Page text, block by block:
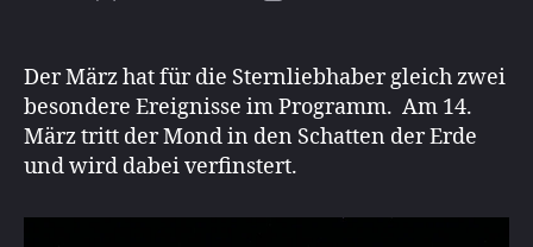
Der März hat für die Sternliebhaber gleich zwei
besondere Ereignisse im Programm. Am 14.
März tritt der Mond in den Schatten der Erde
und wird dabei verfinstert.